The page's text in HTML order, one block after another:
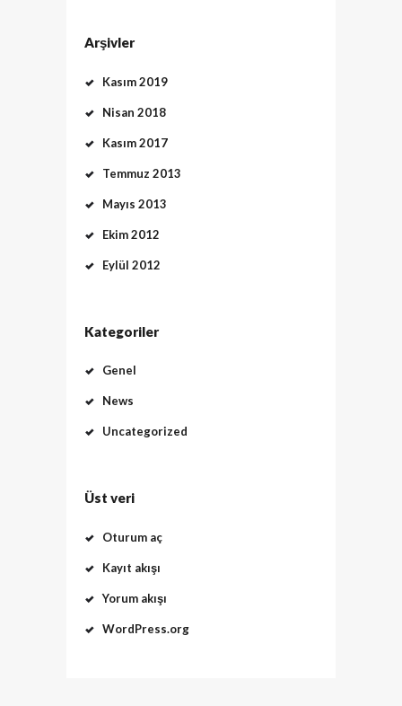
Arşivler
Kasım 2019
Nisan 2018
Kasım 2017
Temmuz 2013
Mayıs 2013
Ekim 2012
Eylül 2012
Kategoriler
Genel
News
Uncategorized
Üst veri
Oturum aç
Kayıt akışı
Yorum akışı
WordPress.org